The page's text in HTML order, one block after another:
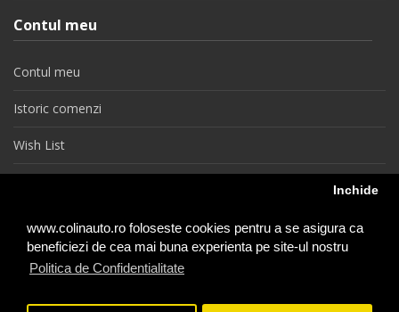
www.colinauto.ro foloseste cookies pentru a se asigura ca
beneficiezi de cea mai buna experienta pe site-ul nostru
Politica de Confidentialitate
Inchide
Contul meu
Contul meu
Istoric comenzi
Wish List